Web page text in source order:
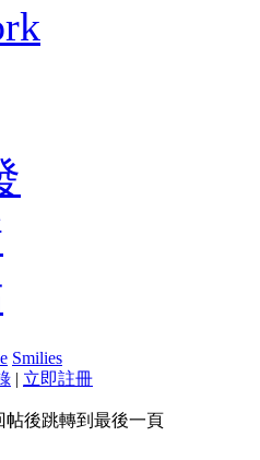
Smilies
| 立即註冊
帖後跳轉到最後一頁